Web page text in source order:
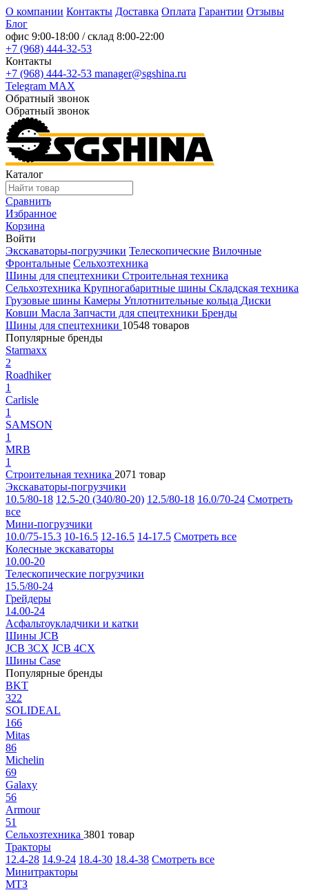
О компании Контакты Доставка Оплата Гарантии Отзывы
Блог
офис 9:00-18:00 / склад 8:00-22:00
+7 (968) 444-32-53
Контакты
+7 (968) 444-32-53 manager@sgshina.ru
Telegram MAX
Обратный звонок
Обратный звонок
Каталог
Сравнить
Избранное
Корзина
Войти
Экскаваторы-погрузчики Телескопические Вилочные
Фронтальные Сельхозтехника
Шины для спецтехники Строительная техника
Сельхозтехника Крупногабаритные шины Складская техника
Грузовые шины Камеры Уплотнительные кольца Диски
Ковши Масла Запчасти для спецтехники Бренды
Шины для спецтехники 10548 товаров
Популярные бренды
Starmaxx
2
Roadhiker
1
Carlisle
1
SAMSON
1
MRB
1
Строительная техника 2071 товар
Экскаваторы-погрузчики
10.5/80-18 12.5-20 (340/80-20) 12.5/80-18 16.0/70-24 Смотреть
все
Мини-погрузчики
10.0/75-15.3 10-16.5 12-16.5 14-17.5 Смотреть все
Колесные экскаваторы
10.00-20
Телескопические погрузчики
15.5/80-24
Грейдеры
14.00-24
Асфальтоукладчики и катки
Шины JCB
JCB 3CX JCB 4CX
Шины Case
Популярные бренды
BKT
322
SOLIDEAL
166
Mitas
86
Michelin
69
Galaxy
56
Armour
51
Сельхозтехника 3801 товар
Тракторы
12.4-28 14.9-24 18.4-30 18.4-38 Смотреть все
Минитракторы
МТЗ